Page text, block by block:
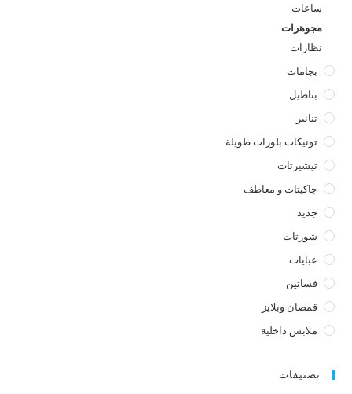
ساعات
مجوهرات
نظارات
بجامات
بناطيل
تنانير
تونيكات بلوزات طويلة
تيشيرتات
جاكيتات و معاطف
جديد
شورتات
عبايات
فساتين
قمصان وبلايز
ملابس داخلية
تصنيفات